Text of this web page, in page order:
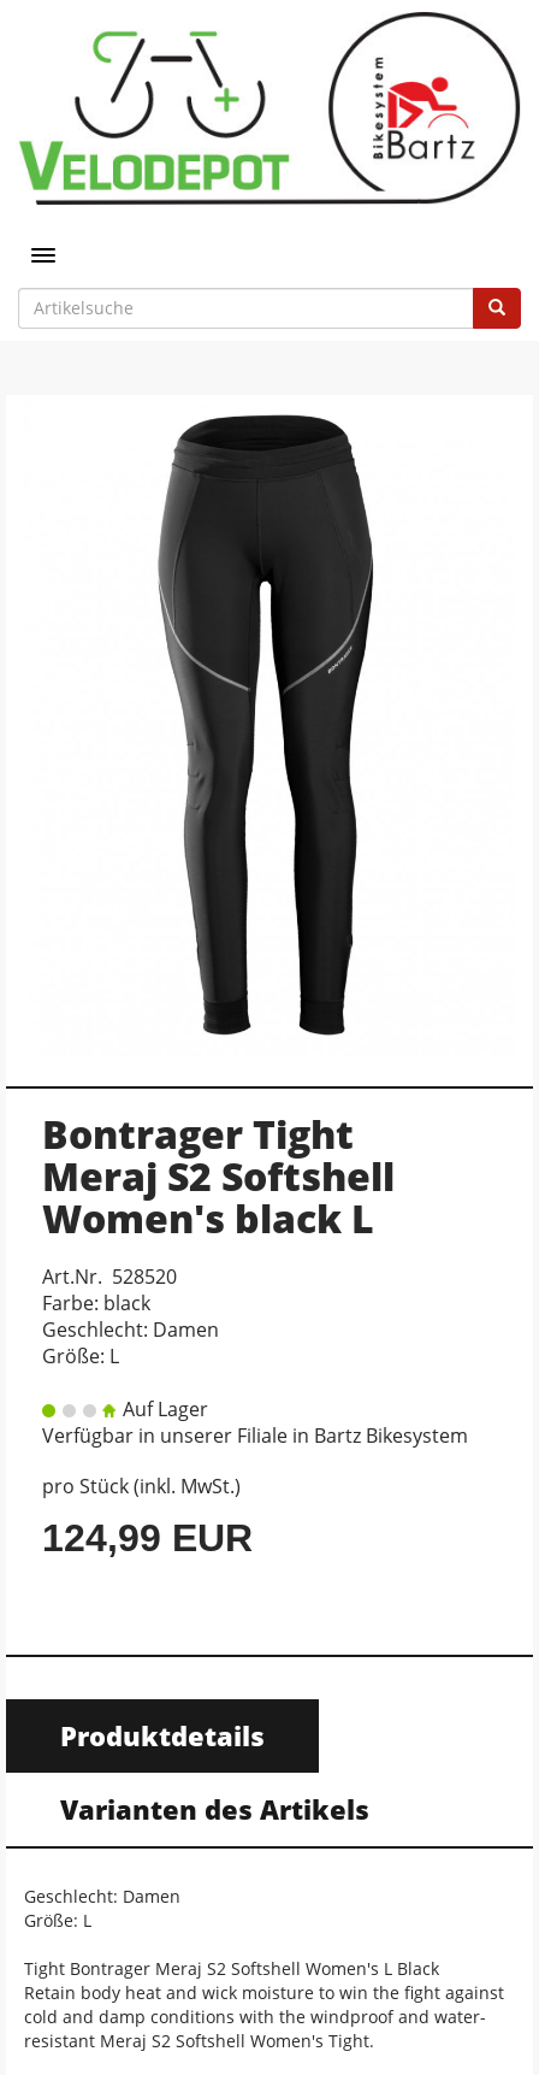
Toggle navigation
Bontrager Tight
Meraj S2 Softshell
Women's black L
Art.Nr. 528520
Farbe: black
Geschlecht: Damen
Größe: L
Auf Lager
Verfügbar in unserer Filiale in Bartz Bikesystem
pro Stück (inkl. MwSt.)
124,99 EUR
Produktdetails
Varianten des Artikels
Geschlecht: Damen
Größe: L
Tight Bontrager Meraj S2 Softshell Women's L Black
Retain body heat and wick moisture to win the fight against
cold and damp conditions with the windproof and water-
resistant Meraj S2 Softshell Women's Tight.